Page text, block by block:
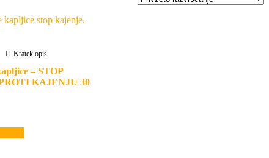
Kratek opis
– STOP
KAJENJU 30